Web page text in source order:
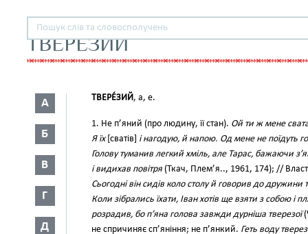
ТВЕРЕЗИЙ
А
Б
В
Г
Д
ТВЕРЕ́ЗИЙ, а, е.
1. Не п’яний (про людину, її стан). Ой ти ж мене
Я їх[сватів] і нагодую, й напою. Од мене не поїдуть
Голову туманив легкий хміль, але Тарас, бажаючи
і видихав повітря (Ткач, Плем’я.., 1961, 174); //
Сьогодні він сидів коло столу й говорив до дружини
Коли зібрались їхати, Іван хотів ще взяти з собою і
розрадив, бо п’яна голова завжди дурніша тверезої
не спричиняє сп’яніння; не п’янкий. Геть воду